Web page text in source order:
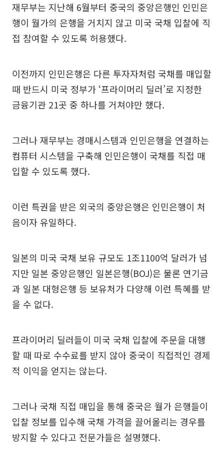
재무부는 지난해 6월부터 중국의 중앙은행인 인민은
행이 월가의 은행을 거치지 않고 미국 국채 입찰에 직
접 참여할 수 있도록 허용했다.
이전까지 인민은행은 다른 투자자처럼 국채를 매입할
때 반드시 미국 정부가 ‘프라이머리 딜러’로 지정한
금융기관 21곳 중 하나를 거쳐야만 했다.
그러나 재무부는 경매시스템과 인민은행을 연결하는
컴퓨터 시스템을 구축해 인민은행이 국채를 직접 매
입할 수 있도록 했다.
이런 특권을 받은 외국의 중앙은행은 인민은행이 처
음이자 유일하다.
일본의 미국 국채 보유 규모도 1조1100억 달러가 넘
지만 일본 중앙은행인 일본은행(BOJ)은 물론 연기금
과 일본 대형은행 등 보유처가 다양해 이런 특혜를 받
을 수 없다.
프라이머리 딜러들이 미국 국채 입찰에 주문을 대행
할 때 따로 수수료를 받지 않아 중국이 직접적인 경제
적 이익을 얻지는 않는다.
그러나 국채 직접 매입을 통해 중국은 월가 은행들이
입찰 정보를 입수해 국채 가격을 끌어올리는 경우를
방지할 수 있다고 전문가들은 설명했다.